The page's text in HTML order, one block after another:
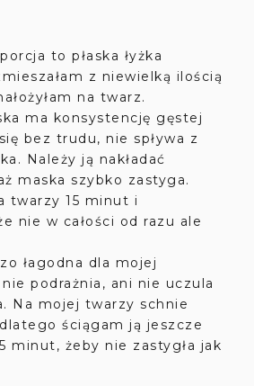
to płaska łyżka
z niewielką ilością
na twarz.
ma konsystencję gęstej
bez trudu, nie spływa z
Należy ją nakładać
maska szybko zastyga.
twarzy 15 minut i
nie w całości od razu ale
łagodna dla mojej
podrażnia, ani nie uczula
Na mojej twarzy schnie
ściągam ją jeszcze
minut, żeby nie zastygła jak